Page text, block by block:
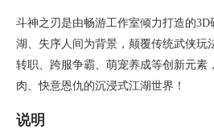
斗神之刃是由畅游工作室倾力打造的
湖、失序人间为背景，颠覆传统武侠玩
转职、跨服争霸、萌宠养成等创新元素
肉、快意恩仇的沉浸式江湖世界！
说明